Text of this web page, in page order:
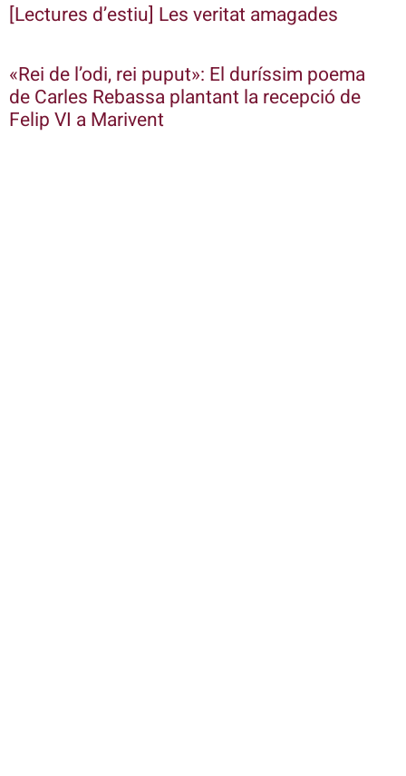
[Lectures d’estiu] Les veritat amagades
«Rei de l’odi, rei puput»: El duríssim poema
de Carles Rebassa plantant la recepció de
Felip VI a Marivent